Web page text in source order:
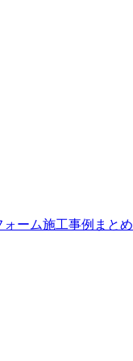
ーム施工事例まとめ